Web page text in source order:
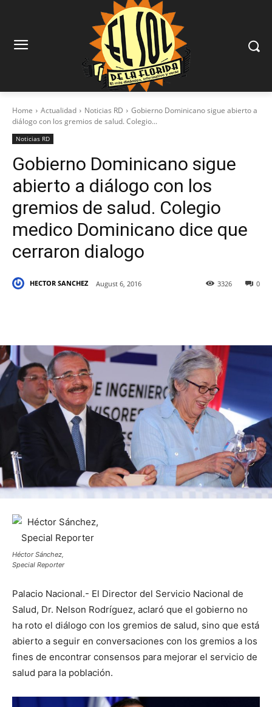
Home Actualidad Noticias RD
Gobierno Dominicano sigue abierto a
diálogo con los gremios de salud. Colegio...
Noticias RD
Gobierno Dominicano sigue
abierto a diálogo con los
gremios de salud. Colegio
medico Dominicano dice que
cerraron dialogo
HECTOR SANCHEZ August 6, 2016 0
3326
Héctor Sánchez,
Special Reporter
Palacio Nacional.- El Director del Servicio Nacional de
Salud, Dr. Nelson Rodríguez, aclaró que el gobierno no
ha roto el diálogo con los gremios de salud, sino que está
abierto a seguir en conversaciones con los gremios a los
fines de encontrar consensos para mejorar el servicio de
salud para la población.